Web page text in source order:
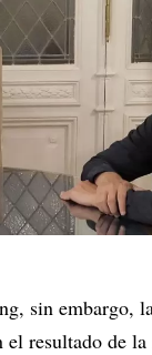
sin embargo,
el resultado de